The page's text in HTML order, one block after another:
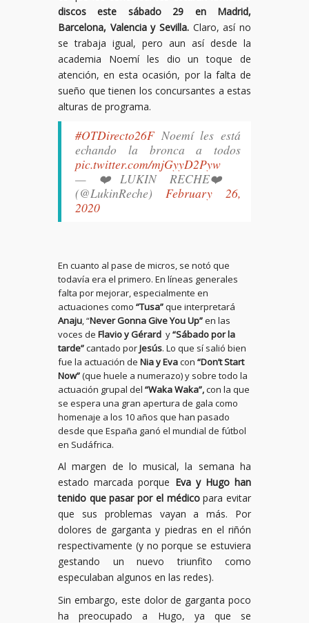
discos este sábado 29 en Madrid,
Barcelona, Valencia y Sevilla. Claro, así no
se trabaja igual, pero aun así desde la
academia Noemí les dio un toque de
atención, en esta ocasión, por la falta de
sueño que tienen los concursantes a estas
alturas de programa.
#OTDirecto26FNoemí les está
echando la bronca a todos
pic.twitter.com/mjGyyD2Pyw
— ❤️LUKIN RECHE❤️
(@LukinReche) February 26,
2020
En cuanto al pase de micros, se notó que
todavía era el primero. En líneas generales
falta por mejorar, especialmente en
actuaciones como “Tusa”que interpretará
Anaju, “Never Gonna Give You Up”en las
voces de Flavio y Gérard y“Sábado por la
tarde”cantado porJesús. Lo que sí salió bien
fue la actuación de Nia y Evacon “Don’t Start
Now”(que huele a numerazo) y sobre todo la
actuación grupal del “Waka Waka”,con la que
se espera una gran apertura de gala como
homenaje a los 10 años que han pasado
desde que España ganó el mundial de fútbol
en Sudáfrica.
Al margen de lo musical, la semana ha
estado marcada porque Eva y Hugo han
tenido que pasar por el médicopara evitar
que sus problemas vayan a más. Por
dolores de garganta y piedras en el riñón
respectivamente (y no porque se estuviera
gestando un nuevo triunfito como
especulaban algunos en las redes).
Sin embargo, este dolor de garganta poco
ha preocupado a Hugo, ya que se